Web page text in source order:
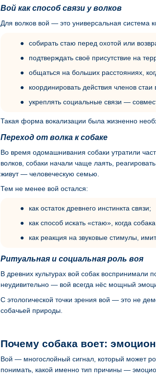
Вой как способ связи у волков
Для волков вой — это универсальная система
собирать стаю перед охотой или
подтверждать своё присутствие на
общаться на больших расстояниях,
координировать действия членов
укреплять социальные связи —
Такая форма вокализации была жизненно
Переход от волка к собаке
Во время одомашнивания собаки утратили
волков, собаки начали чаще лаять,
живут — человеческую семью.
Тем не менее вой остался:
как остаток древнего инстинкта связи;
как способ искать «стаю», когда
как реакция на звуковые стимулы,
Ритуальная и социальная роль воя
В древних культурах вой собак воспринимали
неудивительно — вой всегда нёс мощный
С этологической точки зрения вой — это не
собачьей природы.
Почему собака воет:
Вой — многослойный сигнал, который может
понимать, какой именно тип причины —